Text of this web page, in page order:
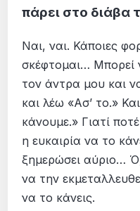
πάρει στο διάβα
Ναι, ναι. Κάποιες
σκέφτομαι… Μπορεί
τον άντρα μου και
και λέω «Ασ’ το.»
κάνουμε.» Γιατί
η ευκαιρία να το
ξημερώσει αύριο…
να την
να το κάνεις.